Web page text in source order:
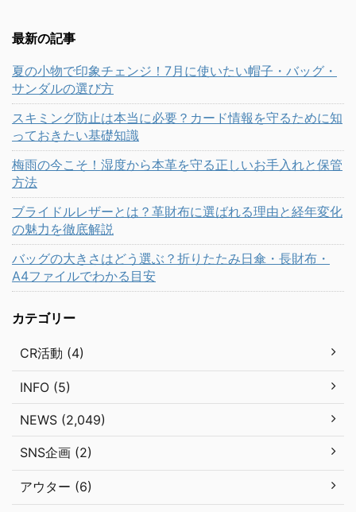
最新の記事
夏の小物で印象チェンジ！7月に使いたい帽子・バッグ・
サンダルの選び方
スキミング防止は本当に必要？カード情報を守るために知
っておきたい基礎知識
梅雨の今こそ！湿度から本革を守る正しいお手入れと保管
方法
ブライドルレザーとは？革財布に選ばれる理由と経年変化
の魅力を徹底解説
バッグの大きさはどう選ぶ？折りたたみ日傘・長財布・
A4ファイルでわかる目安
カテゴリー
CR活動 (4)
INFO (5)
NEWS (2,049)
SNS企画 (2)
アウター (6)